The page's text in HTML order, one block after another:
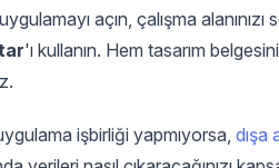
açın, çalışma
'ı kullanın. Hem tasarım
işbirliği yapmıyorsa, dışa